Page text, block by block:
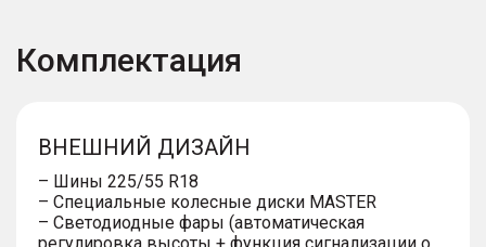
Комплектация
ВНЕШНИЙ ДИЗАЙН
– Шины 225/55 R18
– Специальные колесные диски MASTER
– Светодиодные фары (автоматическая
регулировка высоты + функция сигнализации о